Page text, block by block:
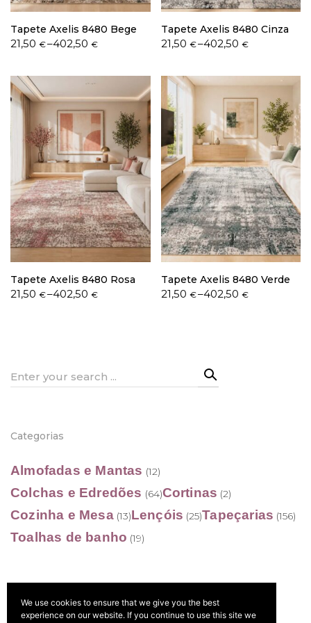
Tapete Axelis 8480 Bege
21,50 €–402,50€
Price
through
402,50 €
Tapete Axelis 8480 Cinza
21,50 €–402,50 €
Price
through
402,50 €
Tapete Axelis 8480 Rosa
21,50 €–402,50€
Price
Tapete Axelis 8480 Verde
21,50 €–402,50 €
Price
Search
Categorias
Almofadas e Mantas (12)
Colchas e Edredões (64)Cortinas (2)
Cozinha e Mesa (13)Lençóis (25)Tapeçarias (156)
Toalhas de banho (19)
Filtrar por preço
We use cookies to ensure that we give you the best
experience on our website. If you continue to use this site we